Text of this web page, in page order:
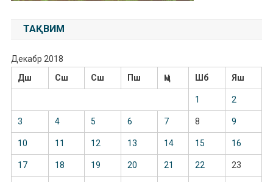
ТАҚВИМ
Декабр 2018
Дш
Сш Сш Пш Ҷм Шб Яш
1 2
3 4 5 6 7 8 9
10 11 12 13 14 15 16
17 18 19 20 21 22 23